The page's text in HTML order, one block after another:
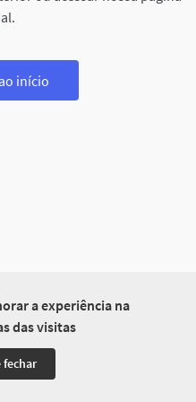
a experiência na
das visitas
fechar
início